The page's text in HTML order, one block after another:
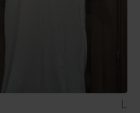
L